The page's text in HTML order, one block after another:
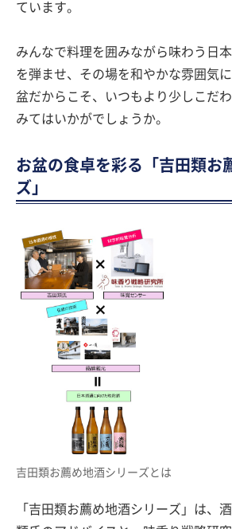
ています。
みんなで料理を囲みながら味わう日
を弾ませ、その場を和やかな雰囲気
盆だからこそ、いつもより少しこだ
みてはいかがでしょうか。
お盆の食卓を彩る「吉田類お
ズ」
吉田類お薦め地酒シリーズとは
「吉田類お薦め地酒シリーズ」は、